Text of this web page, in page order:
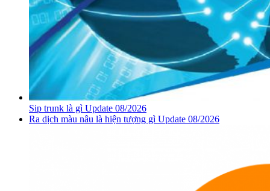
Sip trunk là gì Update 08/2026
Ra dịch màu nâu là hiện tượng gì Update 08/2026